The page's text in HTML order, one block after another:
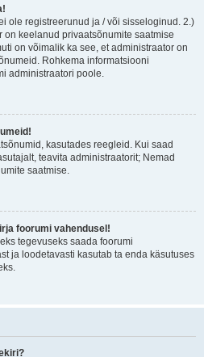
ole registreerunud ja / või sisseloginud. 2.)
keelanud privaatsõnumite saatmise
on võimalik ka see, et administraator on
Rohkema informatsiooni
administraatori poole.
kasutades reegleid. Kui saad
teavita administraatorit; Nemad
saatmise.
foorumi vahendusel!
tegevuseks saada foorumi
ja loodetavasti kasutab ta enda käsutuses